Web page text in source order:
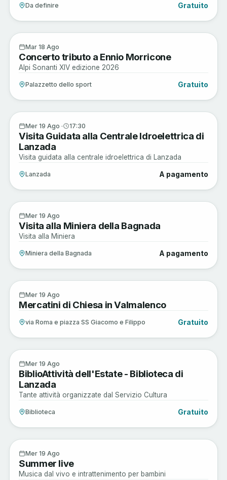
Da definire Gratuito
Arte e Cultura
Mar 18 Ago
Concerto tributo a Ennio Morricone
Alpi Sonanti XIV edizione 2026
Palazzetto dello sport Gratuito
Arte e Cultura
AGO
Mer 19 Ago · 17:30
Visita Guidata alla Centrale Idroelettrica di
Lanzada
Visita guidata alla centrale idroelettrica di Lanzada
Lanzada A pagamento
Sagre e Tradizioni
Mer 19 Ago
Visita alla Miniera della Bagnada
Visita alla Miniera
Miniera della Bagnada A pagamento
Arte e Cultura
Mer 19 Ago
Mercatini di Chiesa in Valmalenco
via Roma e piazza SS Giacomo e Filippo Gratuito
Musica e Spettacoli
Mer 19 Ago
BiblioAttività dell'Estate - Biblioteca di
Lanzada
Tante attività organizzate dal Servizio Cultura
Biblioteca Gratuito
Enogastronomia
Mer 19 Ago
Summer live
Musica dal vivo e intrattenimento per bambini